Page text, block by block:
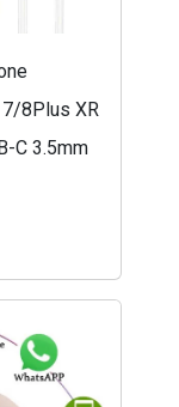
8Plus XR
C 3.5mm